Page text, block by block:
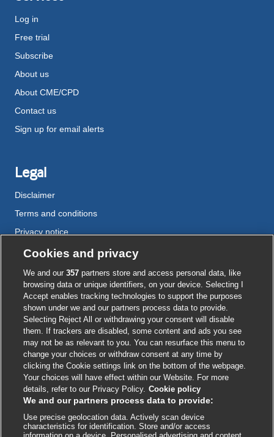
Log in
Free trial
Subscribe
About us
About CME/CPD
Contact us
Sign up for email alerts
Legal
Disclaimer
Terms and conditions
Privacy notice
Cookie policy
Accessibility
External
link
opens
in
a
new
window
External
link
opens
in
a
new
window
External
link
opens
in
a
new
window
External
link
opens
in
a
new
window
External
link
opens
in
a
new
window
© BMJ Publishing Group 2026
ISSN 2515-9615
Cookies and privacy
We and our357 partners store and access personal data, like
browsing data or unique identifiers, on your device. Selecting I
Accept enables tracking technologies to support the purposes
shown under we and our partners process data to provide.
Selecting Reject All or withdrawing your consent will disable
them. If trackers are disabled, some content and ads you see
may not be as relevant to you. You can resurface this menu to
change your choices or withdraw consent at any time by
clicking the Cookie settings link on the bottom of the webpage.
Your choices will have effect within our Website. For more
details, refer to our Privacy Policy. Cookie policy
We and our partners process data to provide:
Use precise geolocation data. Actively scan device
characteristics for identification. Store and/or access